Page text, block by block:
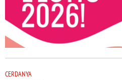
CERDANYA